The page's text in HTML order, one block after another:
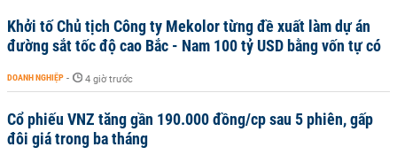
Khởi tố Chủ tịch Công ty Mekolor từng đề xuất làm dự án
đường sắt tốc độ cao Bắc - Nam 100 tỷ USD bằng vốn tự có
DOANH NGHIỆP - 4 giờ trước
Cổ phiếu VNZ tăng gần 190.000 đồng/cp sau 5 phiên, gấp
đôi giá trong ba tháng